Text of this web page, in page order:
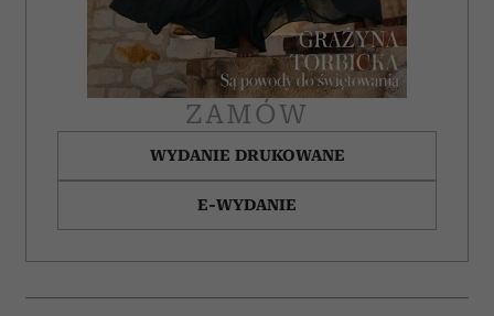
ZAMÓW
WYDANIE DRUKOWANE
E-WYDANIE